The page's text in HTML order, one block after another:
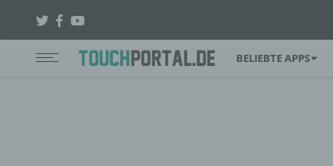
BELIEBTE APPS